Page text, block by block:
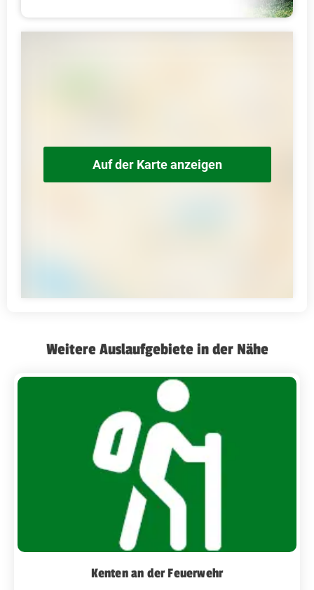
Auf der Karte anzeigen
Weitere Auslaufgebiete in der Nähe
Kenten an der Feuerwehr